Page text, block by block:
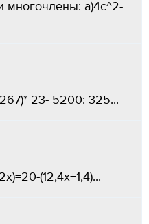
многочлены: а)4с^2-
23- 5200: 325...
(12,4х+1,4)...